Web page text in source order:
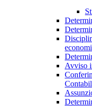
Avviso